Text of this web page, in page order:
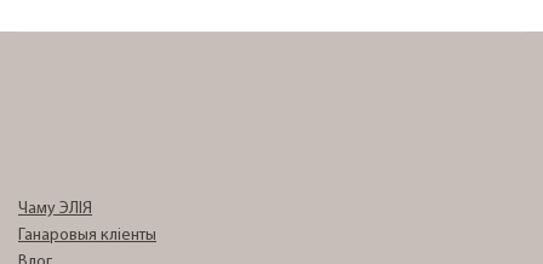
Чаму ЭЛІЯ
Ганаровыя кліенты